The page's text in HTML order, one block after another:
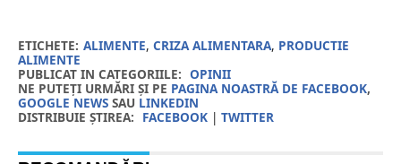
ETICHETE: ALIMENTE, CRIZA ALIMENTARA, PRODUCTIE
ALIMENTE
PUBLICAT IN CATEGORIILE: OPINII
NE PUTEȚI URMĂRI ȘI PE PAGINA NOASTRĂ DE FACEBOOK,
GOOGLE NEWSSAU LINKEDIN
DISTRIBUIE ȘTIREA: FACEBOOK| TWITTER